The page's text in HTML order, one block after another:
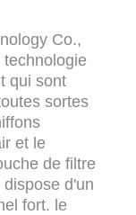
Co.,
qui sont
sortes
et le
de filtre
d'un
fort. le